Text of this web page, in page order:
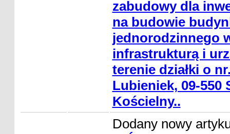
zabudowy dla
na budowie
jednorodzinnego
infrastrukturą i
terenie działki o
Lubieniek, 09-550
Kościelny..
Dodany nowy